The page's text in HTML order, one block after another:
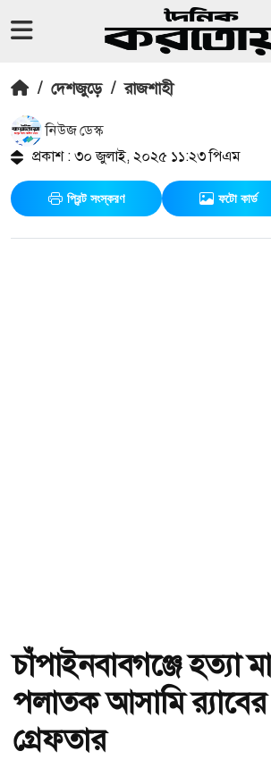
/ দেশজুড়ে / রাজশাহী
নিউজ ডেস্ক
প্রকাশ : ৩০ জুলাই, ২০২৫ ১১:২৩ পিএম
প্রিন্ট সংস্করণ ফটো কার্ড
চাঁপাইনবাবগঞ্জে হত্যা
পলাতক আসামি
গ্রেফতার